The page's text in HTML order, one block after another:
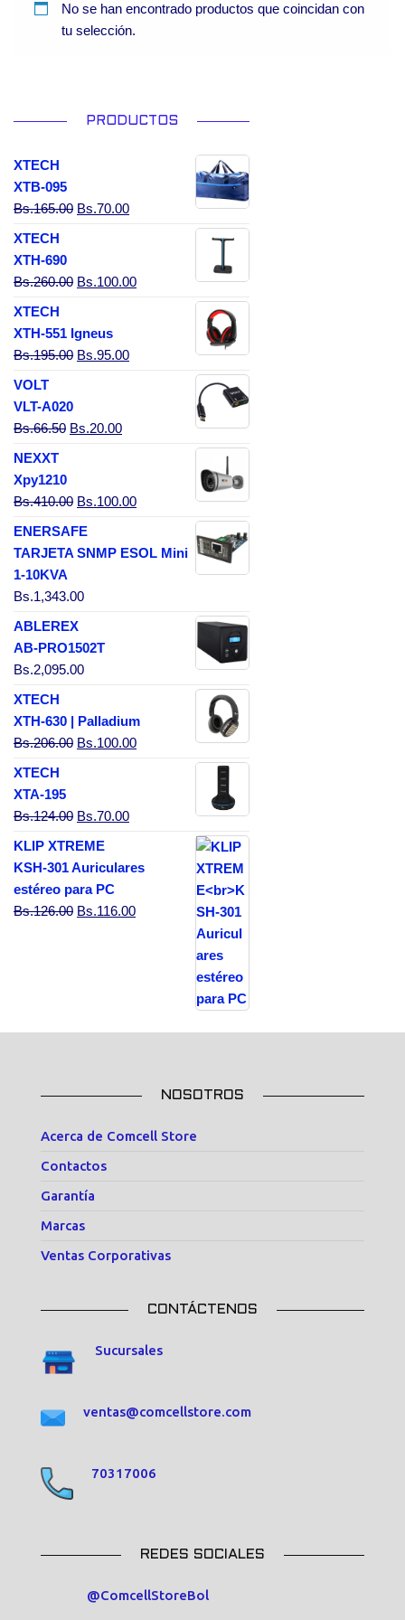
No se han encontrado productos que coincidan con
tu selección.
PRODUCTOS
XTECH
XTB-095
Bs.165.00 El precio original era: Bs.165.00.
Bs.70.00El precio actual es: Bs.70.00.
XTECH
XTH-690
Bs.260.00 El precio original era: Bs.260.00.
Bs.100.00El precio actual es: Bs.100.00.
XTECH
XTH-551 Igneus
Bs.195.00 El precio original era: Bs.195.00.
Bs.95.00El precio actual es: Bs.95.00.
VOLT
VLT-A020
Bs.66.50 El precio original era: Bs.66.50.
Bs.20.00El precio actual es: Bs.20.00.
NEXXT
Xpy1210
Bs.410.00 El precio original era: Bs.410.00.
Bs.100.00El precio actual es: Bs.100.00.
ENERSAFE
TARJETA SNMP ESOL Mini
1-10KVA
Bs.1,343.00
ABLEREX
AB-PRO1502T
Bs.2,095.00
XTECH
XTH-630 | Palladium
Bs.206.00 El precio original era: Bs.206.00.
Bs.100.00El precio actual es: Bs.100.00.
XTECH
XTA-195
Bs.124.00 El precio original era: Bs.124.00.
Bs.70.00El precio actual es: Bs.70.00.
KLIP XTREME
KSH-301 Auriculares
estéreo para PC
Bs.126.00 El precio original era: Bs.126.00.
Bs.116.00El precio actual es: Bs.116.00.
NOSOTROS
Acerca de Comcell Store
Contactos
Garantía
Marcas
Ventas Corporativas
CONTÁCTENOS
Sucursales
ventas@comcellstore.com
70317006
REDES SOCIALES
@ComcellStoreBol